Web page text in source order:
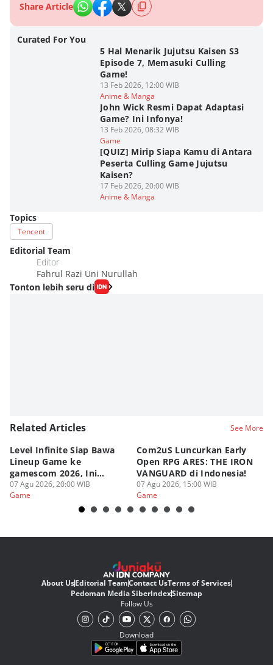
Share Article
Curated For You
5 Hal Menarik Jujutsu Kaisen S3
Episode 7, Memasuki Culling
Game!
13 Feb 2026, 12:00 WIB
Anime & Manga
John Wick Resmi Dapat Adaptasi
Game? Ini Infonya!
13 Feb 2026, 08:32 WIB
Game
[QUIZ] Mirip Siapa Kamu di Antara
Peserta Culling Game Jujutsu
Kaisen?
17 Feb 2026, 20:00 WIB
Anime & Manga
Topics
Tencent
Editorial Team
Editor
Fahrul Razi Uni Nurullah
Tonton lebih seru di
Related Articles See More
Level Infinite Siap Bawa
Lineup Game ke
gamescom 2026, Ini
Judulnya!
07 Agu 2026, 20:00 WIB
Game
Com2uS Luncurkan Early
Open RPG ARES: THE IRON
VANGUARD di Indonesia!
07 Agu 2026, 15:00 WIB
Game
About UsEditorial TeamContact UsTerms of Services
Pedoman Media SiberIndexSitemap
Follow Us
Download